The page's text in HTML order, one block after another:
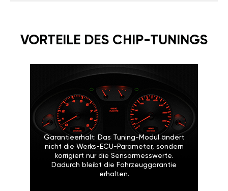
VORTEILE DES CHIP-TUNINGS
Garantieerhalt: Das Tuning-Modul ändert
nicht die Werks-ECU-Parameter, sondern
korrigiert nur die Sensormesswerte.
Dadurch bleibt die Fahrzeuggarantie
erhalten.